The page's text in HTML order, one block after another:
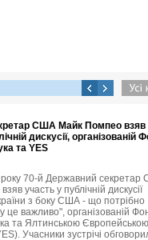
США Майк Помпео взяв
дискусії, організованій
та YES
року 70-й Державний
участь у публічній дискусії
з боку США - що потрібно
це важливо", організованій
та Ялтинською Європейською
Учасники зустрічі